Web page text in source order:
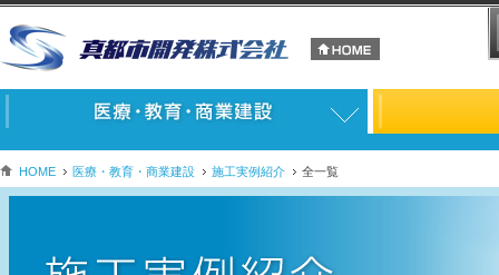
HOME 医療・教育・商業建設 施工実例紹介 全一覧